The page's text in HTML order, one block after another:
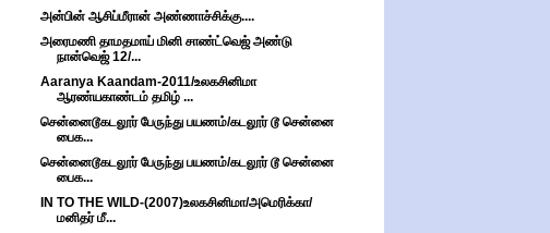
அன்பின் ஆசிப்மீரான் அண்ணாச்சிக்கு....
அரைமணி தாமதமாய் மினி சாண்ட்வெஜ் அண்டு
நான்வெஜ் 12/...
Aaranya Kaandam-2011/உலகசினிமா
ஆரண்யகாண்டம் தமிழ் ...
சென்னைடூகடலூர் பேருந்து பயணம்/கடலூர் டூ சென்னை
பைக...
சென்னைடூகடலூர் பேருந்து பயணம்/கடலூர் டூ சென்னை
பைக...
IN TO THE WILD-(2007)உலகசினிமா/அமெரிக்கா/
மனிதர் மீ...